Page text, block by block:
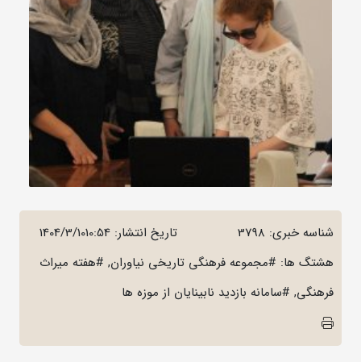
شناسه خبری: 3798 تاریخ انتشار: 1404/3/1010:54
هشتگ ها: #مجموعه فرهنگی تاریخی نیاوران, #هفته میراث
فرهنگی, #سامانه بازدید نابینایان از موزه ها